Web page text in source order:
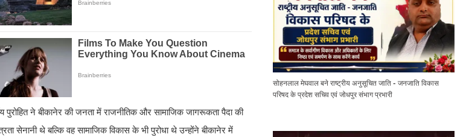
पुरोहित ने बीकानेर की जनता में राजनीतिक और सामाजिक जागरूकता पैदा की
सेनानी थे बल्कि वह सामाजिक विकास के भी पुरोधा थे उन्होंने बीकानेर में
सोहनलाल मेघवाल बने राष्ट्रीय अनुसूचित जाति - जनजाति विकास
परिषद के प्रदेश सचिव एवं जोधपुर संभाग प्रभारी